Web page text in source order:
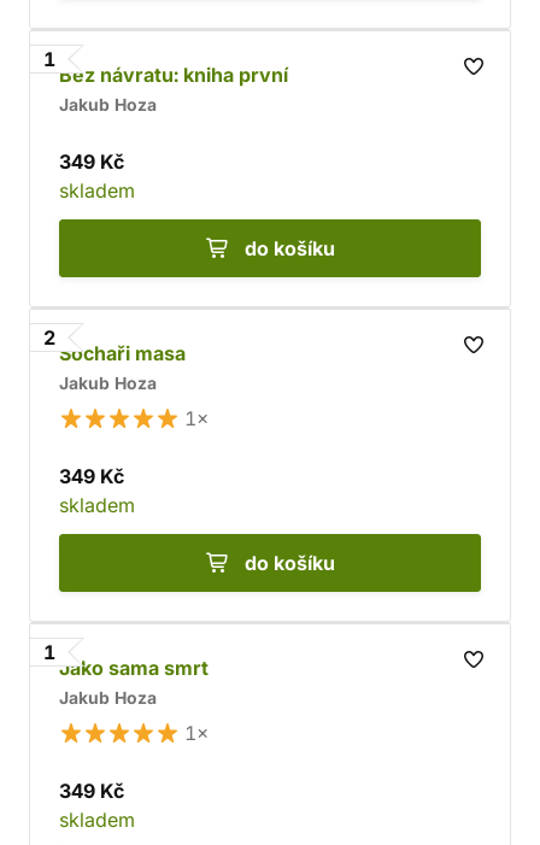
1
Bez návratu: kniha první
Jakub Hoza
349 Kč
skladem
do košíku
2
Sochaři masa
Jakub Hoza
1×
349 Kč
skladem
do košíku
1
Jako sama smrt
Jakub Hoza
1×
349 Kč
skladem